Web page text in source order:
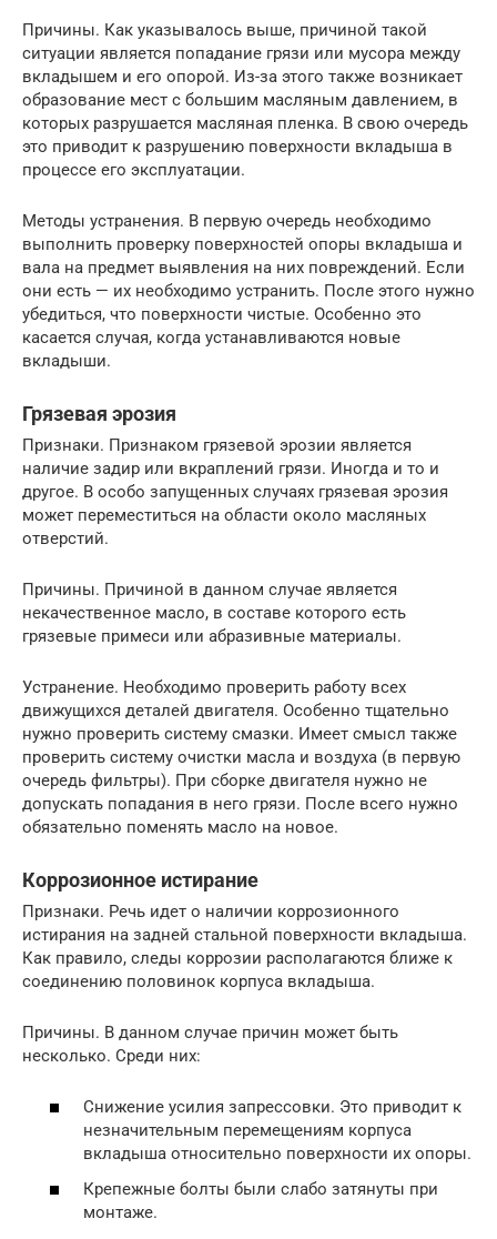
Причины. Как указывалось выше, причиной такой
ситуации является попадание грязи или мусора между
вкладышем и его опорой. Из-за этого также возникает
образование мест с большим масляным давлением, в
которых разрушается масляная пленка. В свою очередь
это приводит к разрушению поверхности вкладыша в
процессе его эксплуатации.
Методы устранения. В первую очередь необходимо
выполнить проверку поверхностей опоры вкладыша и
вала на предмет выявления на них повреждений. Если
они есть — их необходимо устранить. После этого нужно
убедиться, что поверхности чистые. Особенно это
касается случая, когда устанавливаются новые
вкладыши.
Грязевая эрозия
Признаки. Признаком грязевой эрозии является
наличие задир или вкраплений грязи. Иногда и то и
другое. В особо запущенных случаях грязевая эрозия
может переместиться на области около масляных
отверстий.
Причины. Причиной в данном случае является
некачественное масло, в составе которого есть
грязевые примеси или абразивные материалы.
Устранение. Необходимо проверить работу всех
движущихся деталей двигателя. Особенно тщательно
нужно проверить систему смазки. Имеет смысл также
проверить систему очистки масла и воздуха (в первую
очередь фильтры). При сборке двигателя нужно не
допускать попадания в него грязи. После всего нужно
обязательно поменять масло на новое.
Коррозионное истирание
Признаки. Речь идет о наличии коррозионного
истирания на задней стальной поверхности вкладыша.
Как правило, следы коррозии располагаются ближе к
соединению половинок корпуса вкладыша.
Причины. В данном случае причин может быть
несколько. Среди них:
Снижение усилия запрессовки. Это приводит к
незначительным перемещениям корпуса
вкладыша относительно поверхности их опоры.
Крепежные болты были слабо затянуты при
монтаже.